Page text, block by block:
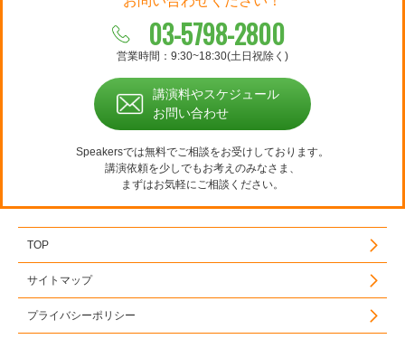
03-5798-2800
営業時間：9:30~18:30(土日祝除く)
講演料やスケジュール
お問い合わせ
Speakersでは無料でご相談をお受けしております。
講演依頼を少しでもお考えのみなさま、
まずはお気軽にご相談ください。
TOP
サイトマップ
プライバシーポリシー